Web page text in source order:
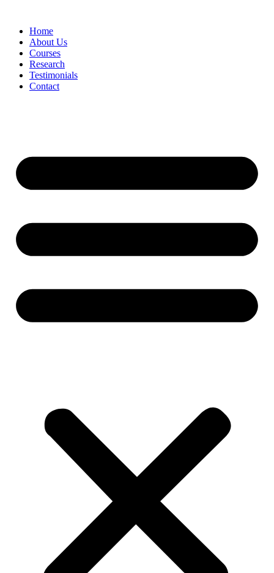
contentHome
About Us
Courses
Research
Testimonials
Contact